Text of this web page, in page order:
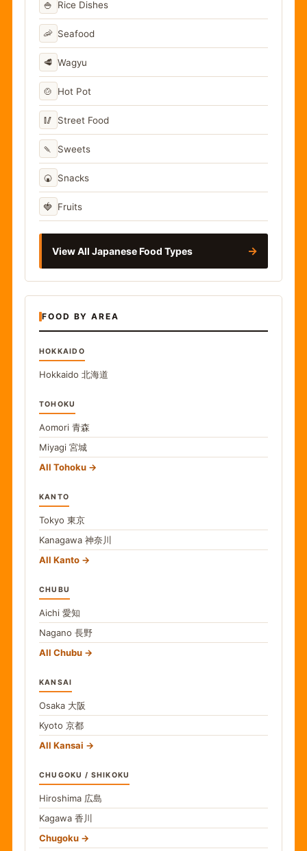
🍚 Rice Dishes
🦐 Seafood
🥩 Wagyu
🍲 Hot Pot
🥢 Street Food
🍡 Sweets
🍘 Snacks
🍓 Fruits
View All Japanese Food Types →
FOOD BY AREA
HOKKAIDO
Hokkaido 北海道
TOHOKU
Aomori 青森
Miyagi 宮城
All Tohoku
KANTO
Tokyo 東京
Kanagawa 神奈川
All Kanto
CHUBU
Aichi 愛知
Nagano 長野
All Chubu
KANSAI
Osaka 大阪
Kyoto 京都
All Kansai
CHUGOKU / SHIKOKU
Hiroshima 広島
Kagawa 香川
Chugoku